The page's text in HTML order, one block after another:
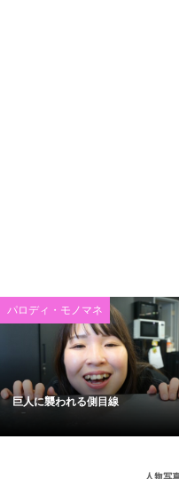
パロディ・モノマネ
巨人に襲われる側目線